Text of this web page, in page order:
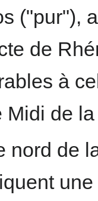
("pur"),
de
à
Midi de
nord de